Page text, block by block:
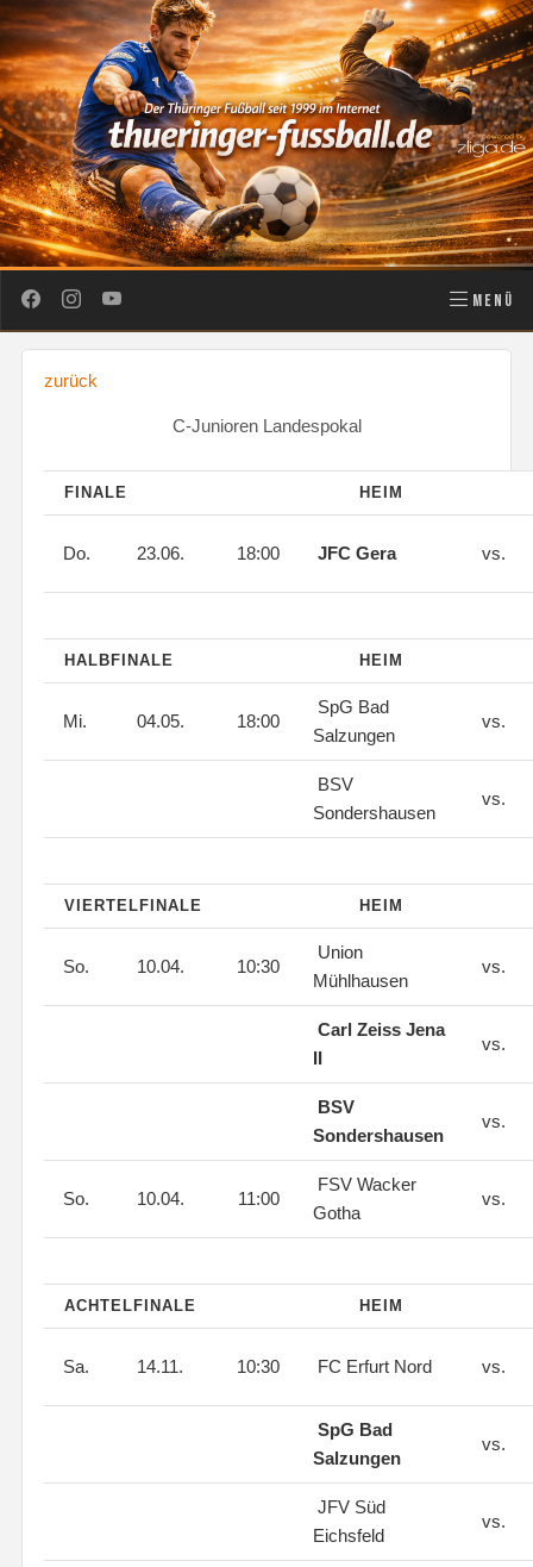
MENÜ
zurück
C-Junioren Landespokal
FINALE HEIM
Do. 23.06. 18:00 JFC Gera vs.
HALBFINALE HEIM
Mi. 04.05. 18:00
SpG Bad
Salzungen
vs.
BSV
Sondershausen
vs.
VIERTELFINALE HEIM
So. 10.04. 10:30
Union
Mühlhausen
vs.
Carl Zeiss Jena
II
vs.
BSV
Sondershausen
vs.
So. 10.04. 11:00
FSV Wacker
Gotha
vs.
ACHTELFINALE HEIM
Sa. 14.11. 10:30 FC Erfurt Nord vs.
SpG Bad
Salzungen
vs.
JFV Süd
Eichsfeld
vs.